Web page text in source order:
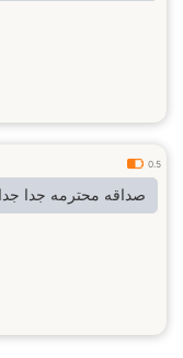
0.5
صداقه محترمه جدا